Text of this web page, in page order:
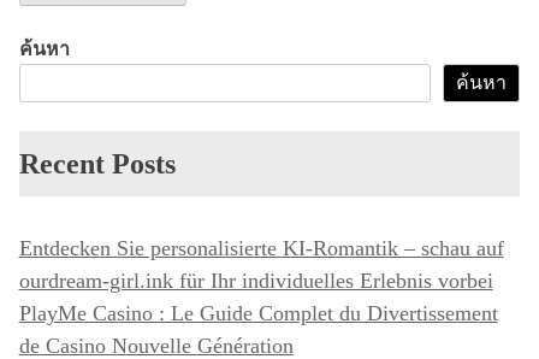
ค้นหา
ค้นหา
Recent Posts
Entdecken Sie personalisierte KI-Romantik – schau auf
ourdream-girl.ink für Ihr individuelles Erlebnis vorbei
PlayMe Casino : Le Guide Complet du Divertissement
de Casino Nouvelle Génération